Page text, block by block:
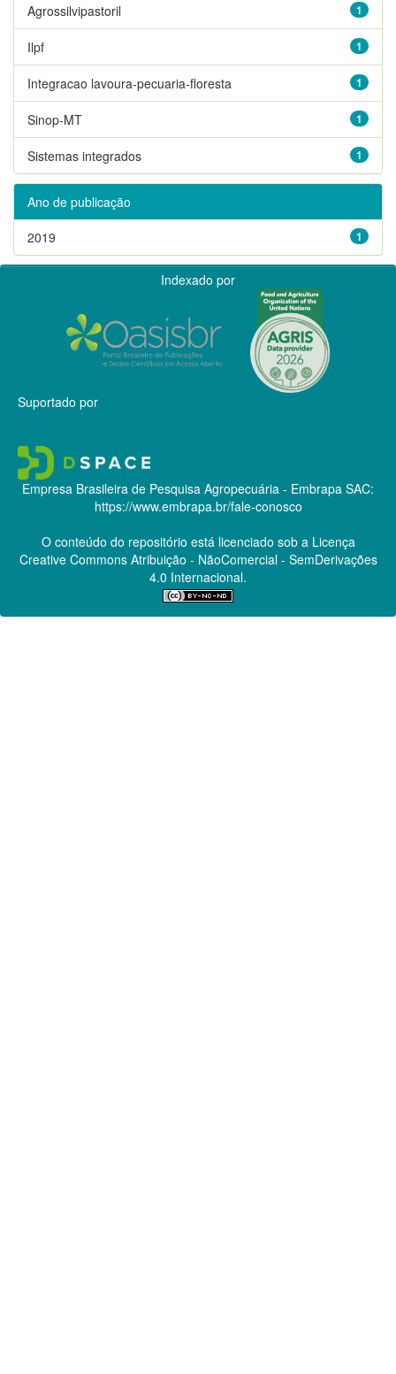
1
Agrossilvipastoril
1
Ilpf
1
Integracao lavoura-pecuaria-floresta
1
Sinop-MT
1
Sistemas integrados
Ano de publicação
1
2019
Indexado por
Suportado por
Empresa Brasileira de Pesquisa Agropecuária - Embrapa SAC:
https://www.embrapa.br/fale-conosco
O conteúdo do repositório está licenciado sob a Licença
Creative CommonsAtribuição - NãoComercial - SemDerivações
4.0 Internacional.